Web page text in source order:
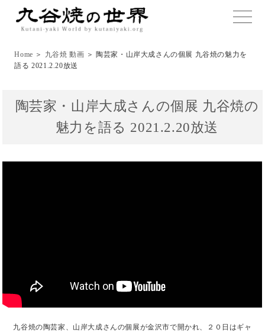
toggle
Home ＞ 九谷焼 動画 ＞ 陶芸家・山岸大成さんの個展 九谷焼の魅力を
語る 2021.2.20放送
陶芸家・山岸大成さんの個展 九谷焼の
魅力を語る 2021.2.20放送
九谷焼の陶芸家、山岸大成さんの個展が金沢市で開かれ、２０日はギャ